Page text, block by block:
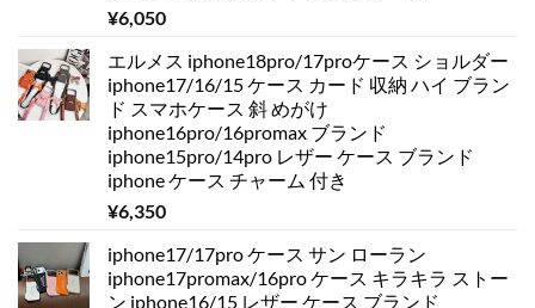
¥6,050
エルメス iphone18pro/17proケース ショルダー
iphone17/16/15 ケース カード 収納 ハイ ブラン
ド スマホケース 斜 めがけ
iphone16pro/16promax ブランド
iphone15pro/14pro レザー ケース ブランド
iphone ケース チャーム 付き
¥6,350
iphone17/17pro ケース サン ローラン
iphone17promax/16pro ケース キラキラ ストー
ン iphone16/15 レザー ケース ブランド